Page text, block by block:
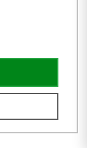
Digitalagentur